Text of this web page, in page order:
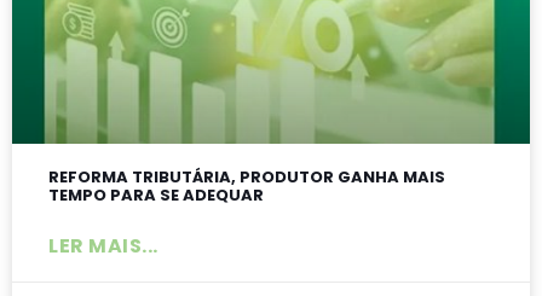
REFORMA TRIBUTÁRIA, PRODUTOR GANHA MAIS
TEMPO PARA SE ADEQUAR
LER MAIS...